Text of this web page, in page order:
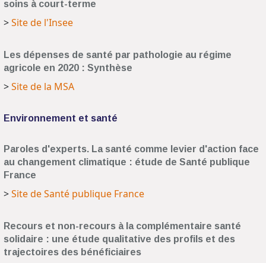
soins à court-terme
>Site de l'Insee
Les dépenses de santé par pathologie au régime
agricole en 2020 : Synthèse
>Site de la MSA
Environnement et santé
Paroles d'experts. La santé comme levier d'action face
au changement climatique : étude de Santé publique
France
>Site de Santé publique France
Recours et non-recours à la complémentaire santé
solidaire : une étude qualitative des profils et des
trajectoires des bénéficiaires